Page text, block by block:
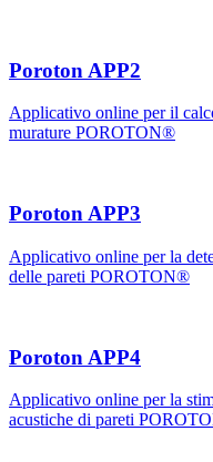
Poroton APP2
Applicativo online per il
murature POROTON®
Poroton APP3
Applicativo online per la
delle pareti POROTON®
Poroton APP4
Applicativo online per la
acustiche di pareti